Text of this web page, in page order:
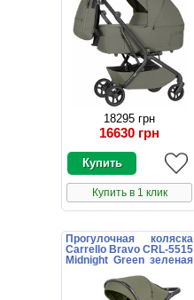
18295 грн
16630 грн
Купить в 1 клик
Прогулочная коляска
Carrello Bravo CRL-5515
Midnight Green зеленая